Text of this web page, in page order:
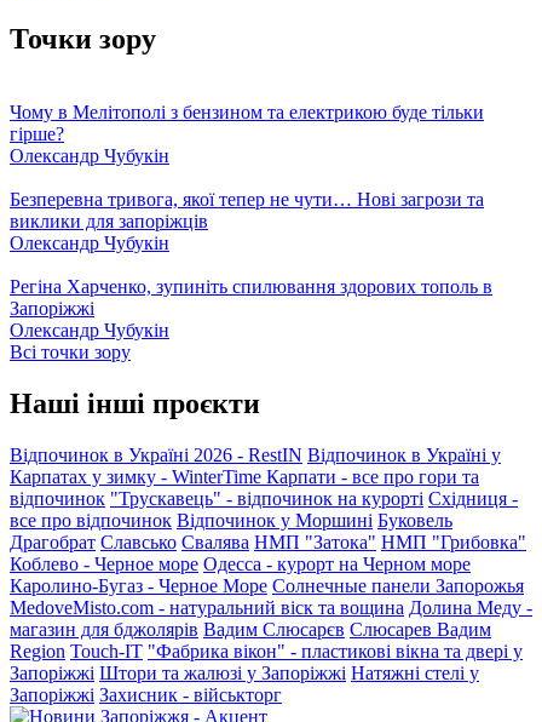
Точки зору
Чому в Мелітополі з бензином та електрикою буде тільки
гірше?
Олександр Чубукін
Безперевна тривога, якої тепер не чути… Нові загрози та
виклики для запоріжців
Олександр Чубукін
Регіна Харченко, зупиніть спилювання здорових тополь в
Запоріжжі
Олександр Чубукін
Всі точки зору
Наші інші проєкти
Відпочинок в Україні 2026 - RestIN Відпочинок в Україні у
Карпатах у зимку - WinterTime Карпати - все про гори та
відпочинок "Трускавець" - відпочинок на курорті Східниця -
все про відпочинок Відпочинок у Моршині Буковель
Драгобрат Славсько Свалява НМП "Затока" НМП "Грибовка"
Коблево - Черное море Одесса - курорт на Черном море
Каролино-Бугаз - Черное Море Солнечные панели Запорожья
MedoveMisto.com - натуральний віск та вощина Долина Меду -
магазин для бджолярів Вадим Слюсарєв Слюсарев Вадим
Region Touch-IT "Фабрика вікон" - пластикові вікна та двері у
Запоріжжі Штори та жалюзі у Запоріжжі Натяжні стелі у
Запоріжжі Захисник - військторг